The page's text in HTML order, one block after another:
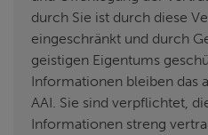
durch Sie ist durch diese
eingeschränkt und durch
geistigen Eigentums
Informationen bleiben das
AAI. Sie sind verpflichtet,
Informationen streng